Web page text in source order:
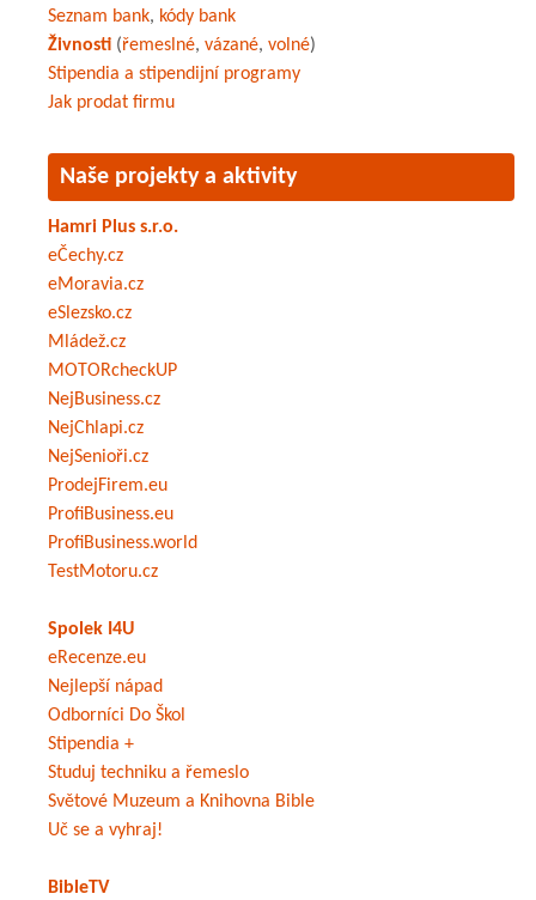
Seznam bank, kódy bank
Živnosti (řemeslné, vázané, volné)
Stipendia a stipendijní programy
Jak prodat firmu
Naše projekty a aktivity
Hamri Plus s.r.o.
eČechy.cz
eMoravia.cz
eSlezsko.cz
Mládež.cz
MOTORcheckUP
NejBusiness.cz
NejChlapi.cz
NejSenioři.cz
ProdejFirem.eu
ProfiBusiness.eu
ProfiBusiness.world
TestMotoru.cz
Spolek I4U
eRecenze.eu
Nejlepší nápad
Odborníci Do Škol
Stipendia +
Studuj techniku a řemeslo
Světové Muzeum a Knihovna Bible
Uč se a vyhraj!
BibleTV